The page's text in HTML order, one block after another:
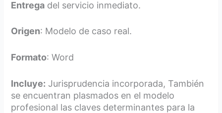
Entrega del servicio inmediato.
Origen: Modelo de caso real.
Formato: Word
Incluye: Jurisprudencia incorporada, También
se encuentran plasmados en el modelo
profesional las claves determinantes para la